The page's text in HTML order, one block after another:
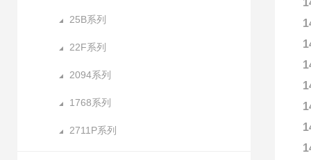
25B系列
22F系列
2094系列
1768系列
2711P系列